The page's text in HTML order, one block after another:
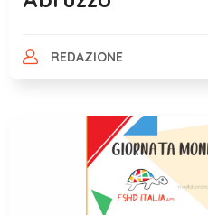
REDAZIONE